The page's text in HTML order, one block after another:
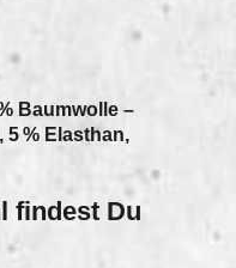
Baumwolle –
% Elasthan,
findest Du